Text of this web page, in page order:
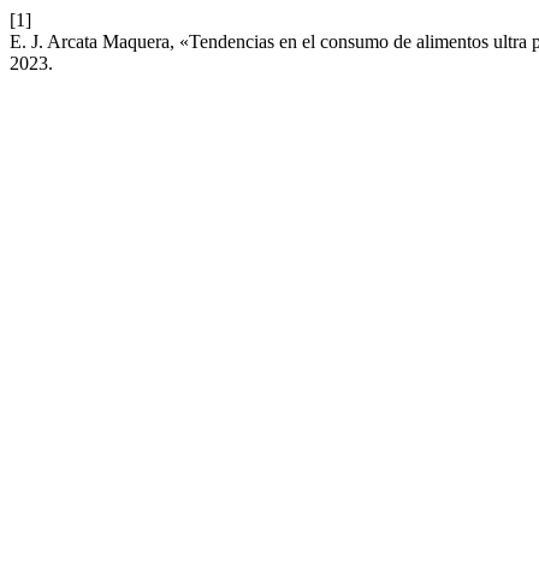
[1]
E. J. Arcata Maquera, «Tendencias en el consumo de alimentos
2023.